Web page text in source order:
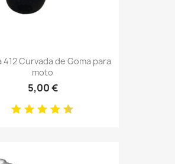
412 Curvada de Goma para
moto
5,00 €